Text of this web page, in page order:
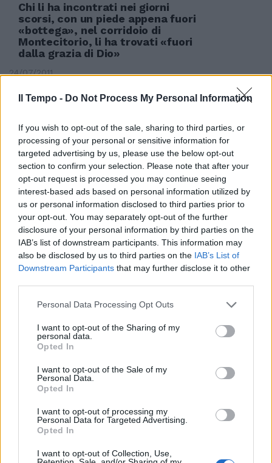
Il Tempo - Do Not Process My Personal Information
If you wish to opt-out of the sale, sharing to third parties, or
processing of your personal or sensitive information for
targeted advertising by us, please use the below opt-out
section to confirm your selection. Please note that after your
opt-out request is processed you may continue seeing
interest-based ads based on personal information utilized by
us or personal information disclosed to third parties prior to
your opt-out. You may separately opt-out of the further
disclosure of your personal information by third parties on the
IAB’s list of downstream participants. This information may
also be disclosed by us to third parties on the IAB’s List of
Downstream Participants that may further disclose it to other
Personal Data Processing Opt Outs
I want to opt-out of the Sharing of my
personal data.
Opted In
I want to opt-out of the Sale of my
Personal Data.
Opted In
I want to opt-out of processing my
Personal Data for Targeted Advertising.
Opted In
I want to opt-out of Collection, Use,
Chi li ha incontrati nei giorni
scorsi, con un piede appena fuori
«bottega», nel corridoio di
Montecitorio, li ha trovati «fuori
dalla grazia di Dio»
24/07/2011
di ANTONIO ANGELI «Signori, la
sala è strapiena, non può
entrare più nessuno»: la voce
del responsabile della sicurezza
dell'Auditorium risuona gentile e
ferma nel lungo corridoio,
affollatissimo, che porta al
Teatro Studio.
07/11/2010
25/09/2009
Un "corridoio" per velocizzare i
20/09/2009
Sanità, Luzzi «Pazienti in
corridoio»